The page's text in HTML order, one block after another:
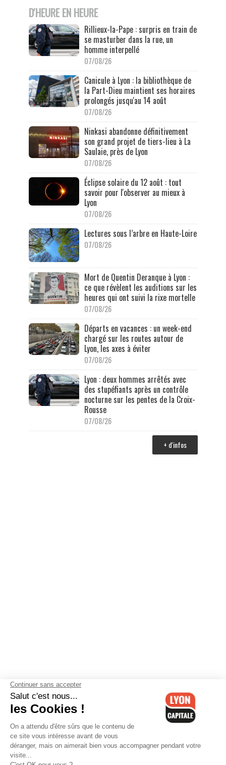
D'HEURE EN HEURE
Rillieux-la-Pape : surpris en train de
se masturber dans la rue, un
homme interpellé
07/08/26
Canicule à Lyon : la bibliothèque de
la Part-Dieu maintient ses horaires
prolongés jusqu'au 14 août
07/08/26
Ninkasi abandonne définitivement
son grand projet de tiers-lieu à La
Saulaie, près de Lyon
07/08/26
Éclipse solaire du 12 août : tout
savoir pour l'observer au mieux à
Lyon
07/08/26
Lectures sous l’arbre en Haute-Loire
07/08/26
Mort de Quentin Deranque à Lyon :
ce que révèlent les auditions sur les
heures qui ont suivi la rixe mortelle
07/08/26
Départs en vacances : un week-end
chargé sur les routes autour de
Lyon, les axes à éviter
07/08/26
Lyon : deux hommes arrêtés avec
des stupéfiants après un contrôle
nocturne sur les pentes de la Croix-
Rousse
07/08/26
+ d'infos